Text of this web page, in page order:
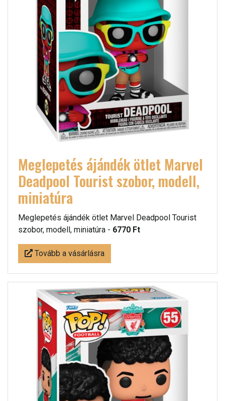
Meglepetés ájándék ötlet Marvel
Deadpool Tourist szobor, modell,
miniatúra
Meglepetés ájándék ötlet Marvel Deadpool Tourist
szobor, modell, miniatúra - 6770 Ft
Tovább a vásárlásra